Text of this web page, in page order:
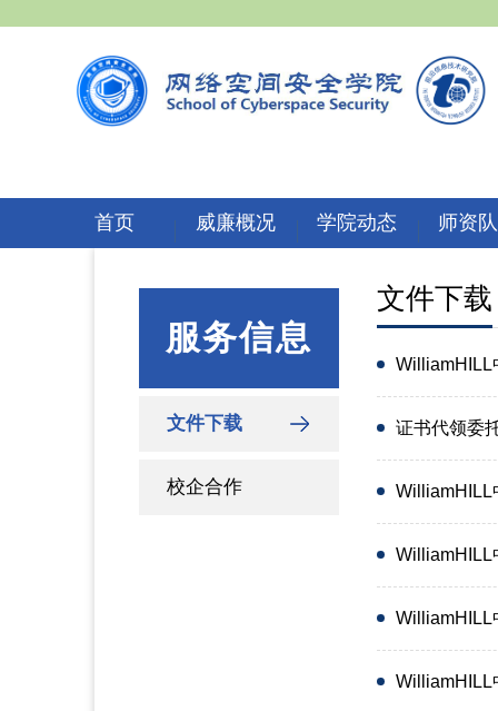
首页 威廉概况 学院动态 师资
服务信息
文件下载
校企合作
文件下载
WilliamHILL
证书代领委
WilliamHILL
WilliamHILL
WilliamHILL
WilliamHILL